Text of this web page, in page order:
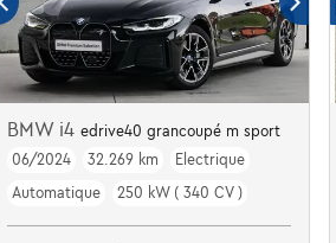
BMW i4edrive40 grancoupé m sport
06/2024
32.269 km
Electrique
Automatique
250 kW ( 340 CV )